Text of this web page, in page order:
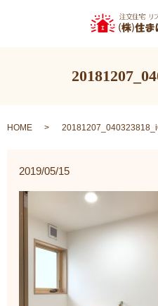
HOME
2019/05/15